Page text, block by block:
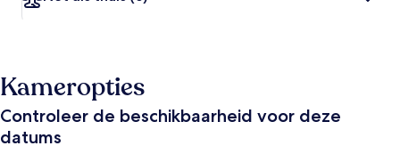
Kameropties
Controleer de beschikbaarheid voor deze
datums